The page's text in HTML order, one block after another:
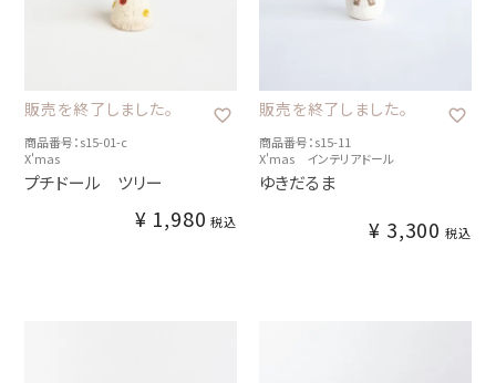
販売を終了しました。
商品番号：s15-01-c
X'mas
プチドール ツリー
¥ 1,980 税込
販売を終了しました。
商品番号：s15-11
X'mas インテリアドール
ゆきだるま
¥ 3,300 税込